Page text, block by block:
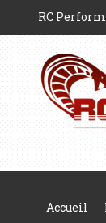
RC
Accueil